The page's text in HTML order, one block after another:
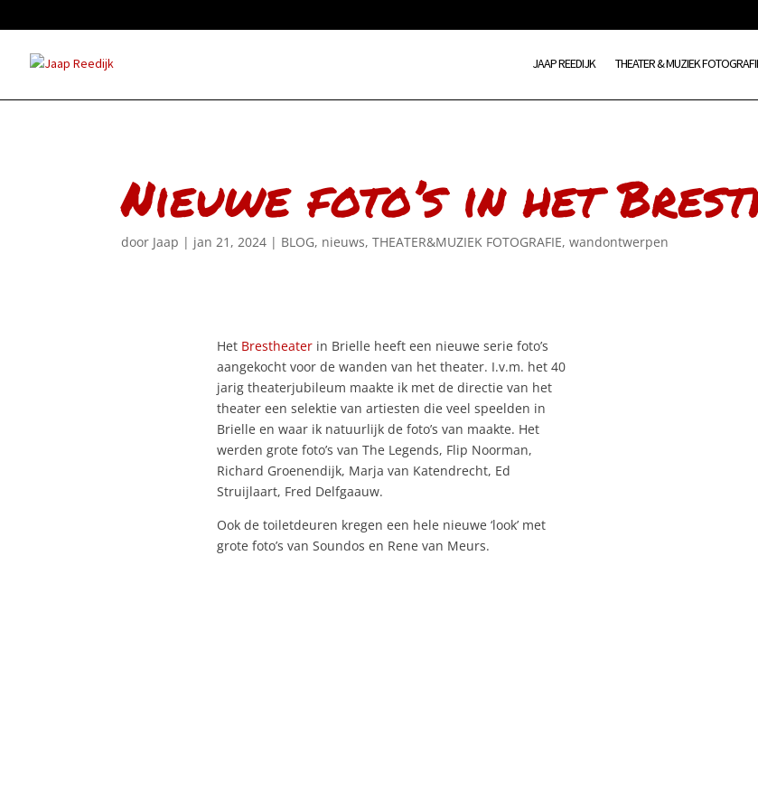
JAAP REEDIJK THEATER & MUZIEK
Nieuwe foto’s in het
door Jaap | jan 21, 2024 | BLOG, nieuws,THEATER&MUZIEK FOTOGRAFIE,wandontwerpen
Het Brestheaterin Brielle heeft een nieuwe serie foto’s
aangekocht voor de wanden van het theater. I.v.m. het 40
jarig theaterjubileum maakte ik met de directie van het
theater een selektie van artiesten die veel speelden in
Brielle en waar ik natuurlijk de foto’s van maakte. Het
werden grote foto’s van The Legends, Flip Noorman,
Richard Groenendijk, Marja van Katendrecht, Ed
Struijlaart, Fred Delfgaauw.
Ook de toiletdeuren kregen een hele nieuwe ‘look’ met
grote foto’s van Soundos en Rene van Meurs.